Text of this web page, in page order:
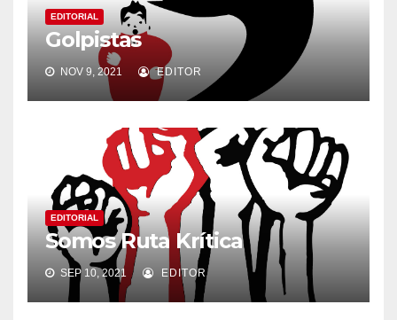
EDITORIAL
Golpistas
NOV 9, 2021 EDITOR
EDITORIAL
Somos Ruta Krítica
SEP 10, 2021 EDITOR